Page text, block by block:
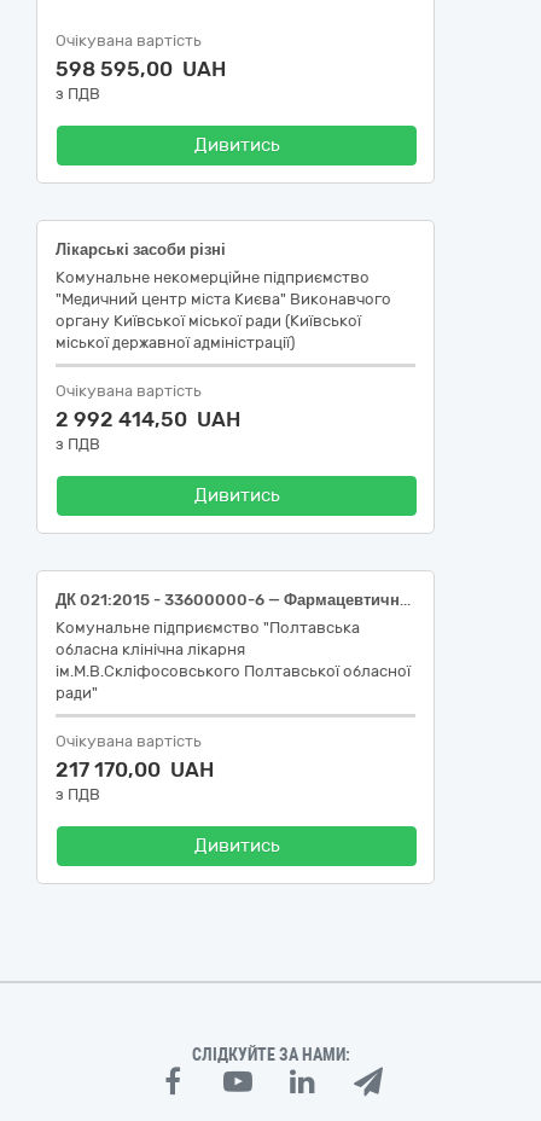
Очікувана вартість
598 595,00 UAH
з ПДВ
Дивитись
Лікарські засоби різні
Комунальне некомерційне підприємство
"Медичний центр міста Києва" Виконавчого
органу Київської міської ради (Київської
міської державної адміністрації)
Очікувана вартість
2 992 414,50 UAH
з ПДВ
Дивитись
ДК 021:2015 - 33600000-6 — Фармацевтична продукція: Глюкози розчин для інфузій 5 % по 200 мл (Glucose), Глюкози розчин для інфузій 5 % по 400 мл (Glucose), Глюкози розчин для інфузій 10 % по 200 мл (Glucose)
Комунальне підприємство "Полтавська
обласна клінічна лікарня
ім.М.В.Скліфосовського Полтавської обласної
ради"
Очікувана вартість
217 170,00 UAH
з ПДВ
Дивитись
СЛІДКУЙТЕ ЗА НАМИ: